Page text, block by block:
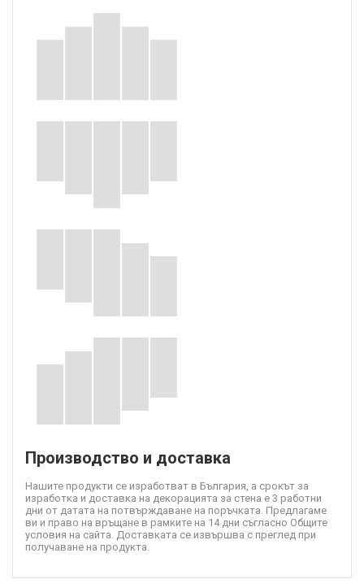
Производство и доставка
Нашите продукти се изработват в България, а срокът за
изработка и доставка на декорацията за стена е 3 работни
дни от датата на потвърждаване на поръчката. Предлагаме
ви и право на връщане в рамките на 14 дни съгласно Общите
условия на сайта. Доставката се извършва с преглед при
получаване на продукта.